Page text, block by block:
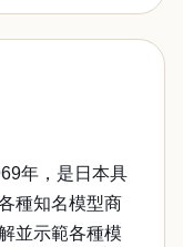
年，是日本具
種知名模型商
並示範各種模